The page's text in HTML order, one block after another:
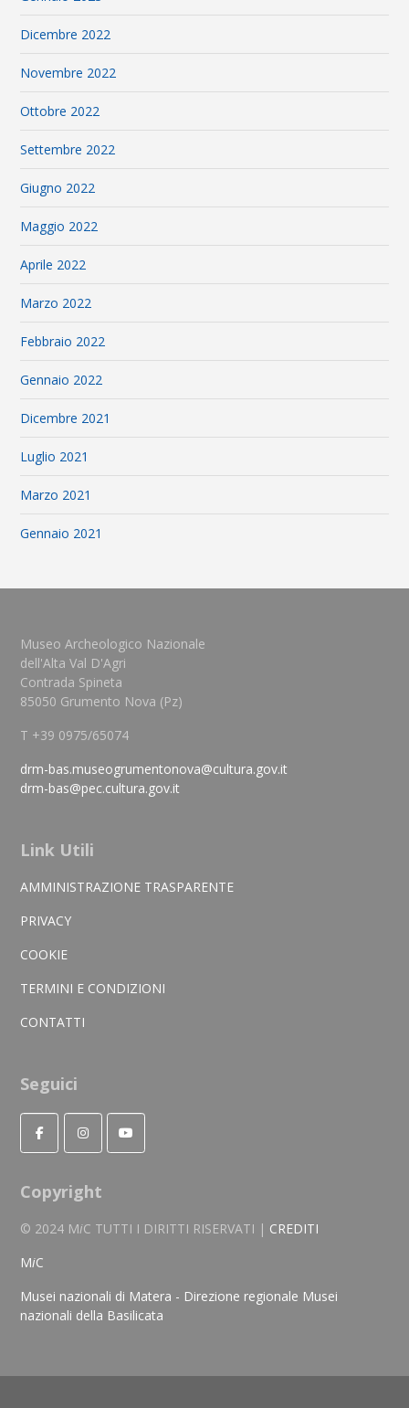
Dicembre 2022
Novembre 2022
Ottobre 2022
Settembre 2022
Giugno 2022
Maggio 2022
Aprile 2022
Marzo 2022
Febbraio 2022
Gennaio 2022
Dicembre 2021
Luglio 2021
Marzo 2021
Gennaio 2021
Museo Archeologico Nazionale
dell'Alta Val D'Agri
Contrada Spineta
85050 Grumento Nova (Pz)
T +39 0975/65074
drm-bas.museogrumentonova@cultura.gov.it
drm-bas@pec.cultura.gov.it
Link Utili
AMMINISTRAZIONE TRASPARENTE
PRIVACY
COOKIE
TERMINI E CONDIZIONI
CONTATTI
Seguici
Copyright
© 2024 MiC TUTTI I DIRITTI RISERVATI | CREDITI
MiC
Musei nazionali di Matera - Direzione regionale Musei
nazionali della Basilicata